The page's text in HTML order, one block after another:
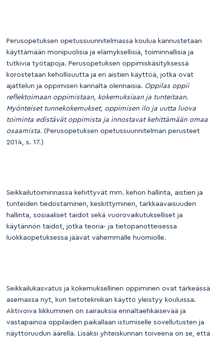
Perusopetuksen opetussuunnitelmassa koulua kannustetaan
käyttämään monipuolisia ja elämyksellisiä, toiminnallisia ja
tutkivia työtapoja. Perusopetuksen oppimiskäsityksessä
korostetaan kehollisuutta ja eri aistien käyttöä, jotka ovat
ajattelun ja oppimisen kannalta olennaisia. Oppilas oppii
reflektoimaan oppimistaan, kokemuksiaan ja tunteitaan.
Myönteiset tunnekokemukset, oppimisen ilo ja uutta luova
toiminta edistävät oppimista ja innostavat kehittämään omaa
osaamista. (Perusopetuksen opetussuunnitelman perusteet
2014, s. 17.)
Seikkailutoiminnassa kehittyvät mm. kehon hallinta, aistien ja
tunteiden tiedostaminen, keskittyminen, tarkkaavaisuuden
hallinta, sosiaaliset taidot sekä vuorovaikutukselliset ja
käytännön taidot, jotka teoria- ja tietopanotteisessa
luokkaopetuksessa jäävät vähemmälle huomiolle.
Seikkailukasvatus ja kokemuksellinen oppiminen ovat tärkeässä
asemassa nyt, kun tietotekniikan käyttö yleistyy kouluissa.
Aktivoiva liikkuminen on sairauksia ennaltaehkäisevää ja
vastapainoa oppilaiden paikallaan istumiselle sovellutusten ja
näyttöruudun äärellä. Lisäksi yhteiskunnan toiveena on se, että